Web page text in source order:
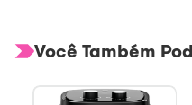
Você Também